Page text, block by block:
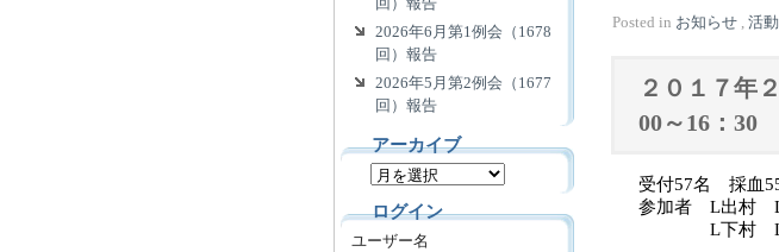
Posted in お知らせ ,活
２０１７年２
00～16：30
受付57名 採血
参加者 L出村
L下村 L城
2026年6月第1例会（1678
回）報告
2026年5月第2例会（1677
回）報告
アーカイブ
ログイン
ユーザー名